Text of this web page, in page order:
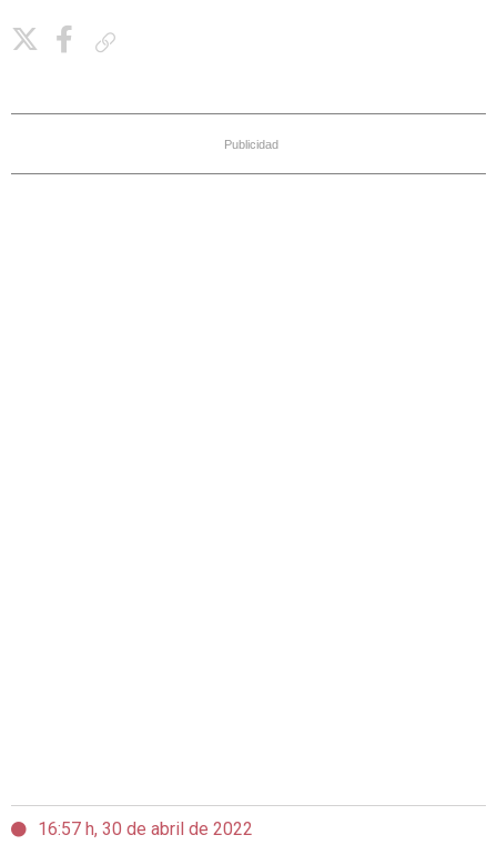
Publicidad
16:57 h, 30 de abril de 2022